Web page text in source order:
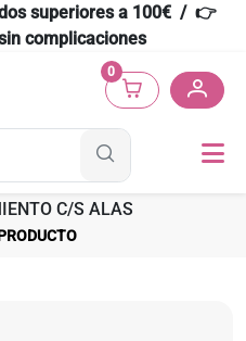
superiores a 100€ / 👉
complicaciones
0
C/S ALAS